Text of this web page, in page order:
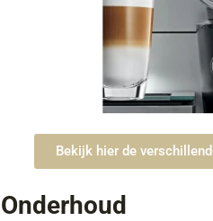
Bekijk hier de